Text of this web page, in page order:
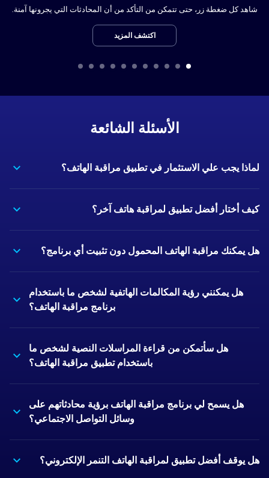
شاهد كل ضغطة زر، حتى تتمكن من التأكد من أن المحادثات التي يجرونها آمنة.
اكتشف المزيد
الأسئلة الشائعة
لماذا يجب علي الاستثمار في تطبيق مراقبة الهاتف؟
كيف أختار أفضل تطبيق لمراقبة هاتف آخر؟
هل يمكنك مراقبة الهاتف المحمول دون تثبيت أي برنامج؟
هل يمكنني رؤية المكالمات الهاتفية لشخص ما باستخدام
برنامج مراقبة الهاتف؟
هل سأتمكن من قراءة المراسلات النصية لشخص ما
باستخدام تطبيق مراقبة الهاتف؟
هل يسمح لي برنامج مراقبة الهاتف برؤية محادثاتهم على
وسائل التواصل الاجتماعي؟
هل يوقف أفضل تطبيق لمراقبة الهاتف التنمر الإلكتروني؟